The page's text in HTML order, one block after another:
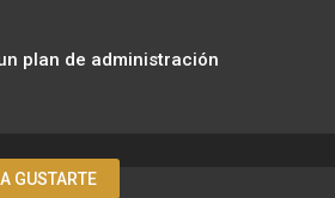
plan de administración
GUSTARTE